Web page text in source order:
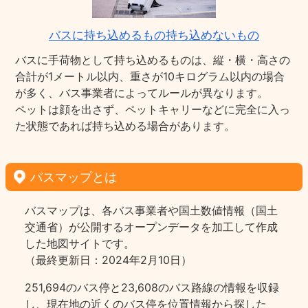
バスに持ち込めるもの持ち込めないもの
バスに手荷物として持ち込めるものは、縦・横・高さの
合計が1メートル以内、重さが10キログラム以内の場合
が多く、バス事業者によってルールが異なります。
ペットは顔を出さず、ペットキャリーなどに完全に入っ
た状態であれば持ち込める場合があります。
バスマップとは
バスマップは、各バス事業者や国土数値情報（国土
交通省）が公開するオープンデータを加工して作成
した地図サイトです。
（最終更新日：2024年2月10日）
251,694のバス停と23,608のバス路線の情報を収録
し、現在地の近くのバス停を位置情報から探した